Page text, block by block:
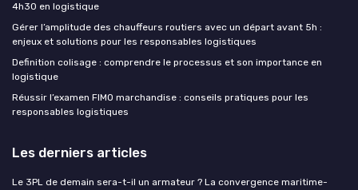
4h30 en logistique
Gérer l’amplitude des chauffeurs routiers avec un départ avant 5h :
enjeux et solutions pour les responsables logistiques
Definition colisage : comprendre le processus et son importance en
logistique
Réussir l’examen FIMO marchandise : conseils pratiques pour les
responsables logistiques
Les derniers articles
Le 3PL de demain sera-t-il un armateur ? La convergence maritime-